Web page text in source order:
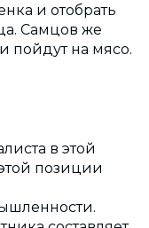
и отобрать
Самцов же
пойдут на мясо.
в этой
позиции